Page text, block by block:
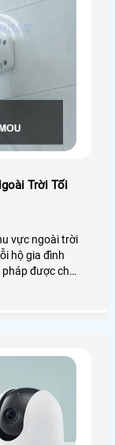
Trời Tối
vực ngoài trời
hộ gia đình